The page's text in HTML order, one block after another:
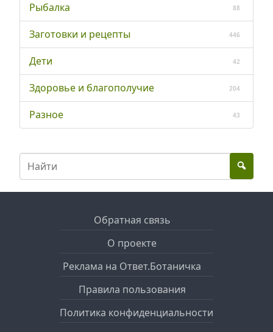
Рыбалка 88
Заготовки и рецепты 446
Дети 42
Здоровье и благополучие 204
Разное 43
Обратная связь
О проекте
Реклама на Ответ.Ботаничка
Правила пользования
Политика конфиденциальности